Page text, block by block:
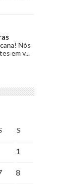
Nós
em v...
S
1
8